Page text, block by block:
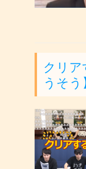
クリ
うそう